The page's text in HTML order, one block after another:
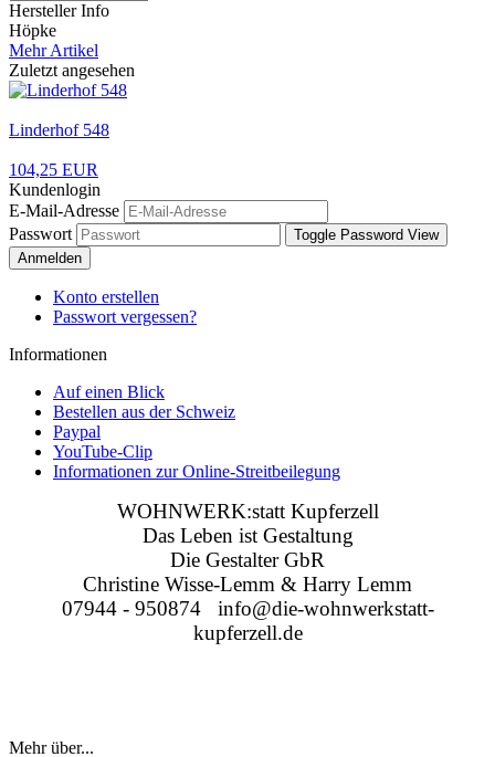
Hersteller Info
Höpke
Mehr Artikel
Zuletzt angesehen
Linderhof 548
104,25 EUR
Kundenlogin
E-Mail-Adresse
Passwort
Toggle Password View
Anmelden
Konto erstellen
Passwort vergessen?
Informationen
Auf einen Blick
Bestellen aus der Schweiz
Paypal
YouTube-Clip
Informationen zur Online-Streitbeilegung
WOHNWERK:statt Kupferzell
Das Leben ist Gestaltung
Die Gestalter GbR
Christine Wisse-Lemm & Harry Lemm
07944 - 950874 info@die-wohnwerkstatt-
kupferzell.de
Mehr über...